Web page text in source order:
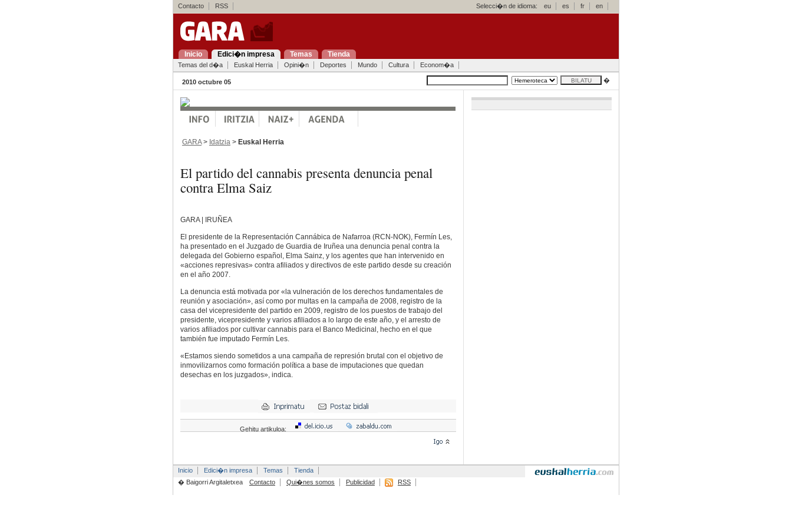
Contacto RSS Selecci�n de idioma: eu es fr en
Inicio Edici�n impresa Temas Tienda
Temas del d�a Euskal Herria Opini�n Deportes Mundo Cultura Econom�a
2010 octubre 05 �
GARA> Idatzia > Euskal Herria
El partido del cannabis presenta denuncia penal
contra Elma Saiz
GARA | IRUÑEA
El presidente de la Representación Cannábica de Nafarroa (RCN-NOK), Fermín Les,
ha presentado en el Juzgado de Guardia de Iruñea una denuncia penal contra la
delegada del Gobierno español, Elma Sainz, y los agentes que han intervenido en
«acciones represivas» contra afiliados y directivos de este partido desde su creación
en el año 2007.
La denuncia está motivada por «la vulneración de los derechos fundamentales de
reunión y asociación», así como por multas en la campaña de 2008, registro de la
casa del vicepresidente del partido en 2009, registro de los puestos de trabajo del
presidente, vicepresidente y varios afiliados a lo largo de este año, y el arresto de
varios afiliados por cultivar cannabis para el Banco Medicinal, hecho en el que
también fue imputado Fermín Les.
«Estamos siendo sometidos a una campaña de represión brutal con el objetivo de
inmovilizarnos como formación política a base de imputaciones que quedan
desechas en los juzgados», indica.
Gehitu artikuloa:
Inicio Edici�n impresa Temas
Tienda
� Baigorri Argitaletxea
Contacto Qui�nes somos Publicidad RSS